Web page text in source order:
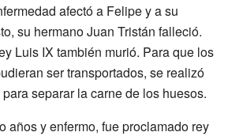
afectó a Felipe y a su
su hermano Juan Tristán falleció.
Luis IX también murió. Para que los
ser transportados, se realizó
separar la carne de los huesos.
años y enfermo, fue proclamado rey